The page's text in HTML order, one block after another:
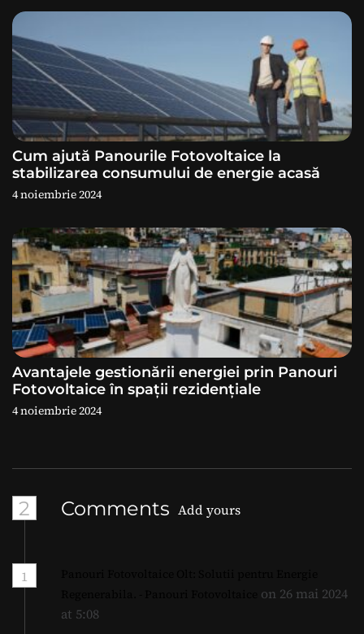
i
c
o
l
e
Cum ajută Panourile Fotovoltaice la
stabilizarea consumului de energie acasă
4 noiembrie 2024
Avantajele gestionării energiei prin Panouri
Fotovoltaice în spații rezidențiale
4 noiembrie 2024
2 Comments Add yours
1
on 26 mai 2024
at 5:08